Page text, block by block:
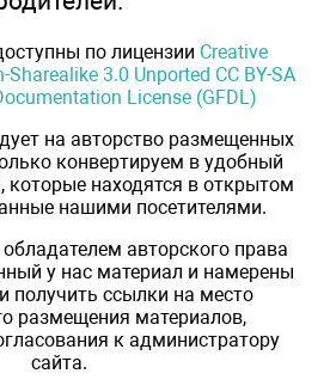
по лицензии Creative
3.0 Unported CC BY-SA
License (GFDL)
на авторство размещенных
конвертируем в удобный
находятся в открытом
нашими посетителями.
авторского права
у нас материал и намерены
получить ссылки на место
размещения материалов,
к администратору
сайта.